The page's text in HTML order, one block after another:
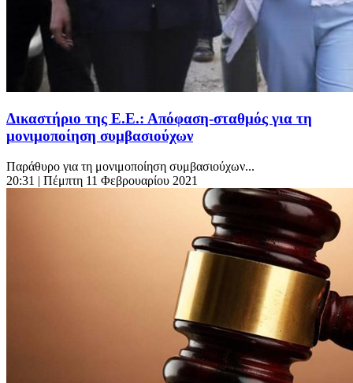
Δικαστήριο της Ε.Ε.: Απόφαση-σταθμός για τη
μονιμοποίηση συμβασιούχων
Παράθυρο για τη μονιμοποίηση συμβασιούχων...
20:31 | Πέμπτη 11 Φεβρουαρίου 2021